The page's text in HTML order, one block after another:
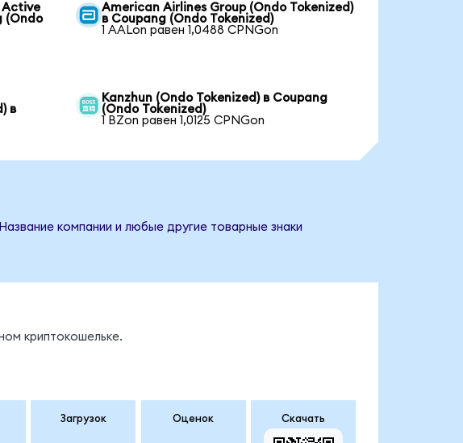
Active
(Ondo
American Airlines Group (Ondo Tokenized)
в Coupang (Ondo Tokenized)
1 AALon равен 1,0488 CPNGon
в
Kanzhun (Ondo Tokenized) в Coupang
(Ondo Tokenized)
1 BZon равен 1,0125 CPNGon
компании и любые другие товарные знаки
криптокошельке.
Загрузок Оценок Скачать